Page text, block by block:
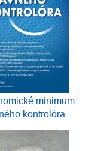
minimum
kontrolóra